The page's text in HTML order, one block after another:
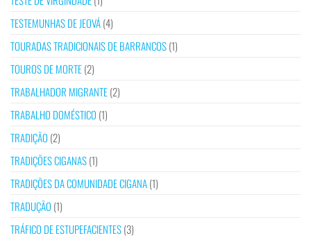
TESTEMUNHAS DE JEOVÁ(4)
TOURADAS TRADICIONAIS DE BARRANCOS(1)
TOUROS DE MORTE(2)
TRABALHADOR MIGRANTE(2)
TRABALHO DOMÉSTICO (1)
TRADIÇÃO (2)
TRADIÇÕES CIGANAS(1)
TRADIÇÕES DA COMUNIDADE CIGANA(1)
TRADUÇÃO (1)
TRÁFICO DE ESTUPEFACIENTES(3)